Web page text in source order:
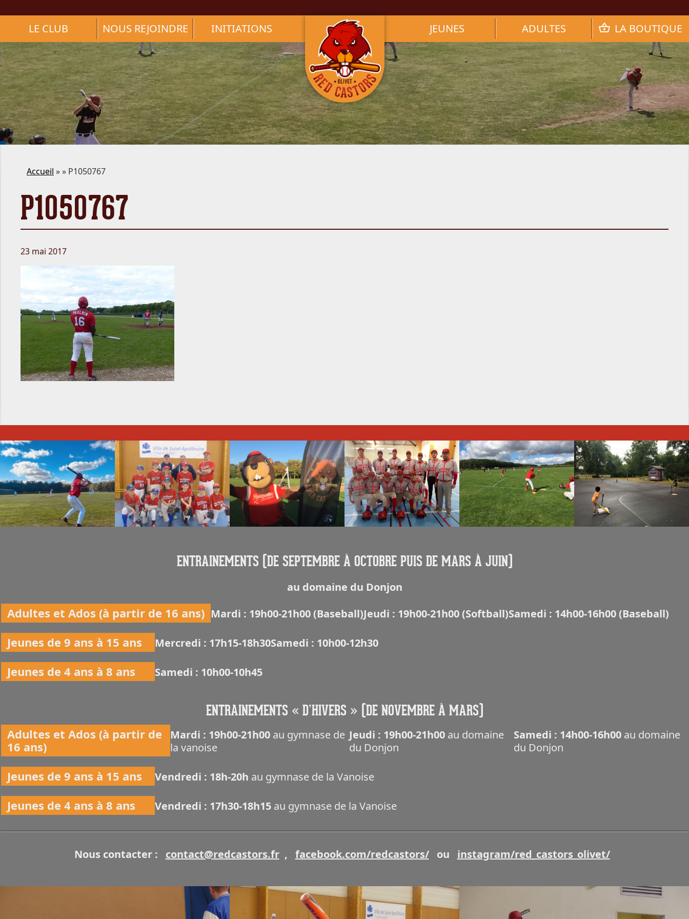
LE CLUB NOUS REJOINDRE INITIATIONS JEUNES ADULTES LA BOUTIQUE
Accueil » » P1050767
P1050767
23 mai 2017
ENTRAINEMENTS (DE SEPTEMBRE À OCTOBRE PUIS DE MARS À JUIN)
au domaine du Donjon
Adultes et Ados (à partir de 16 ans) Mardi : 19h00-21h00 (Baseball)Jeudi : 19h00-21h00 (Softball)Samedi : 14h00-16h00 (Baseball)
Jeunes de 9 ans à 15 ans Mercredi : 17h15-18h30Samedi : 10h00-12h30
Jeunes de 4 ans à 8 ans Samedi : 10h00-10h45
ENTRAINEMENTS « D’HIVERS » (DE NOVEMBRE À MARS)
Adultes et Ados (à partir de
16 ans)
Mardi : 19h00-21h00 au gymnase de
la vanoise
Jeudi : 19h00-21h00 au domaine
du Donjon
Samedi : 14h00-16h00 au domaine
du Donjon
Jeunes de 9 ans à 15 ans Vendredi : 18h-20h au gymnase de la Vanoise
Jeunes de 4 ans à 8 ans Vendredi : 17h30-18h15 au gymnase de la Vanoise
Nous contacter : contact@redcastors.fr , facebook.com/redcastors/ ou instagram/red_castors_olivet/